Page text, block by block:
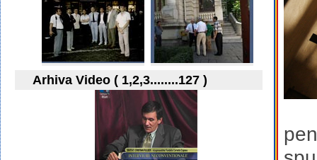
Arhiva Video ( 1,2,3........127 )